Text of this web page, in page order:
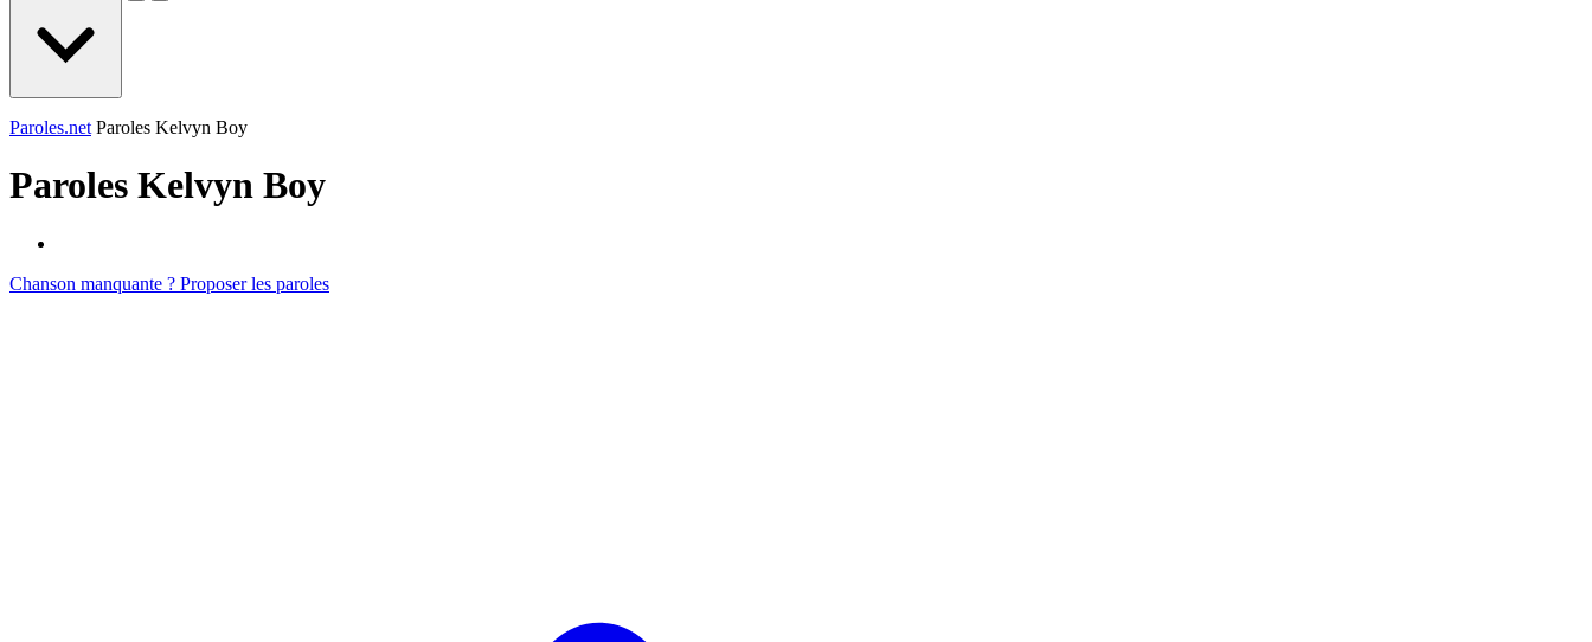
Paroles.net Paroles Kelvyn Boy
Paroles Kelvyn Boy
Chanson manquante ? Proposer les paroles